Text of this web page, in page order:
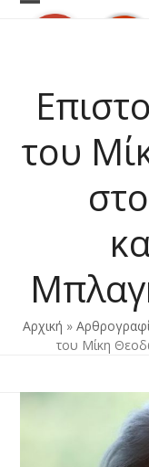
Skip
Open
Close
του
Αρχική »
του Μίκη